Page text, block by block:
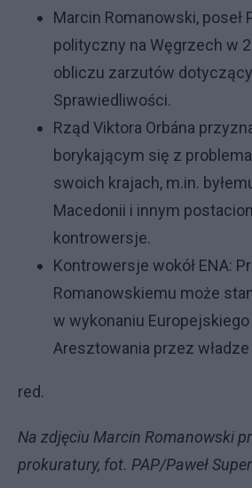
Marcin Romanowski, poseł
polityczny na Węgrzech w
obliczu zarzutów
Sprawiedliwości.
Rząd Viktora Orbána
borykającym się z
swoich krajach, m.in.
Macedonii i innym
kontrowersje.
Kontrowersje wokół ENA:
Romanowskiemu może
w wykonaniu Europejskiego
Aresztowania przez
red.
Na zdjęciu Marcin Romanowski
prokuratury, fot. PAP/Paweł